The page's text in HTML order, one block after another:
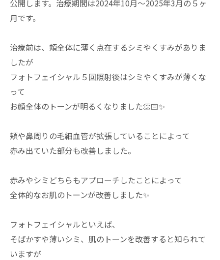
公開します。治療期間は2024年10月〜2025年3月の５ヶ
月です。
治療前は、頬全体に薄く点在するシミやくすみがありま
したが
フォトフェイシャル５回照射後はシミやくすみが薄くな
って
お顔全体のトーンが明るくなりました👏🏻✨
頬や鼻周りの毛細血管が拡張していることによって
赤み出ていた部分も改善しました。
赤みやシミどちらもアプローチしたことによって
全体的なお肌のトーンが改善しました✨
フォトフェイシャルといえば、
そばかすや薄いシミ、肌のトーンを改善すると知られて
いますが